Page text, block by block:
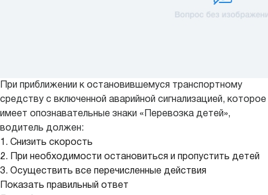
При приближении к остановившемуся транспортному
средству с включенной аварийной сигнализацией, которое
имеет опознавательные знаки «Перевозка детей»,
водитель должен:
1. Снизить скорость
2. При необходимости остановиться и пропустить детей
3. Осуществить все перечисленные действия
Показать правильный ответ